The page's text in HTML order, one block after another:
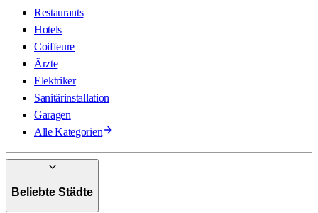
Restaurants
Hotels
Coiffeure
Ärzte
Elektriker
Sanitärinstallation
Garagen
Alle Kategorien
Beliebte Städte